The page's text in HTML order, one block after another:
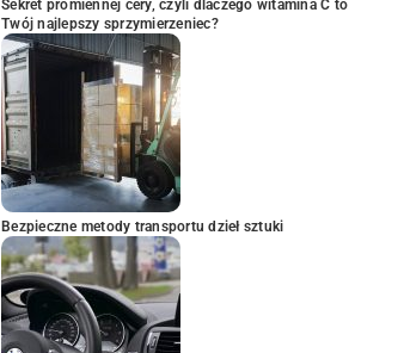
Sekret promiennej cery, czyli dlaczego witamina C to
Twój najlepszy sprzymierzeniec?
Bezpieczne metody transportu dzieł sztuki